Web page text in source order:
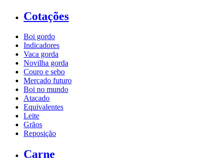
Cotações
Boi gordo
Indicadores
Vaca gorda
Novilha gorda
Couro e sebo
Mercado futuro
Boi no mundo
Atacado
Equivalentes
Leite
Grãos
Reposição
Carne